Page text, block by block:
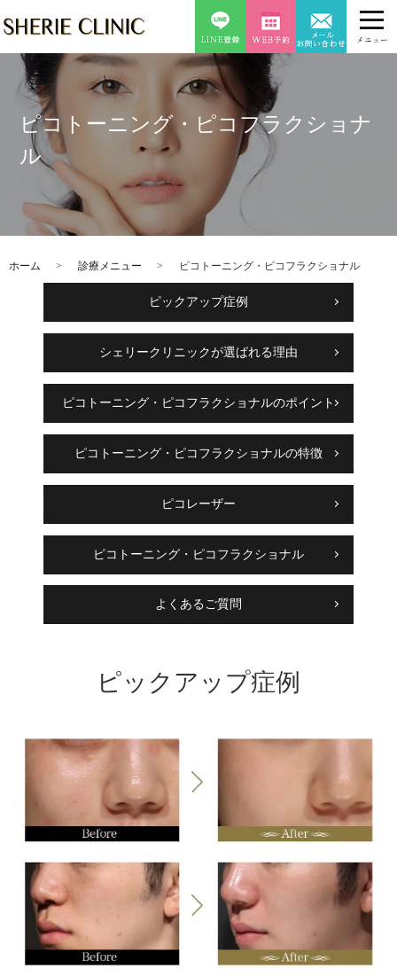
ピコトーニング・ピコフラクショナ
ル
ホーム 診療メニュー ピコトーニング・ピコフラクショナル
ピックアップ症例
シェリークリニックが選ばれる理由
ピコトーニング・ピコフラクショナルのポイント
ピコトーニング・ピコフラクショナルの特徴
ピコレーザー
ピコトーニング・ピコフラクショナル
よくあるご質問
ピックアップ症例